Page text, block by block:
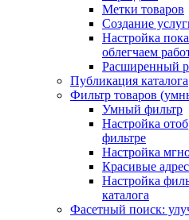
Метки товаров
Создание
Настройка
облегчаем
Расширенный
Публикация каталога
Фильтр товаров
Умный фильтр
Настройка
фильтре
Настройка
Красивые
Настройка
каталога
Фасетный поиск: